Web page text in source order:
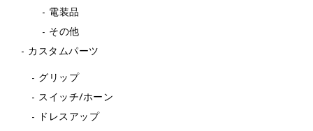
電装品
その他
カスタムパーツ
グリップ
スイッチ/ホーン
ドレスアップ